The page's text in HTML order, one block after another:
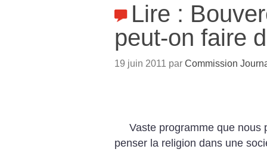
Lire :
peut-on faire
19 juin 2011 par Commission
Vaste programme que nous
penser la religion dans une